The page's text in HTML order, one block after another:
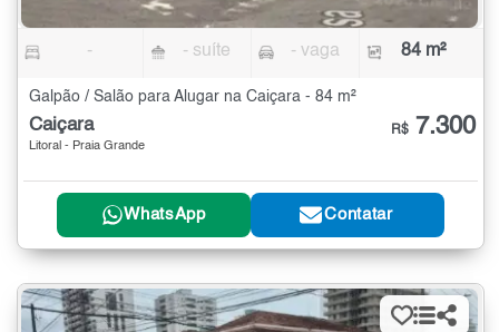
- - suíte - vaga 84 m²
Galpão / Salão para Alugar na Caiçara - 84 m²
Caiçara
Litoral - Praia Grande
R$ 7.300
WhatsApp Contatar